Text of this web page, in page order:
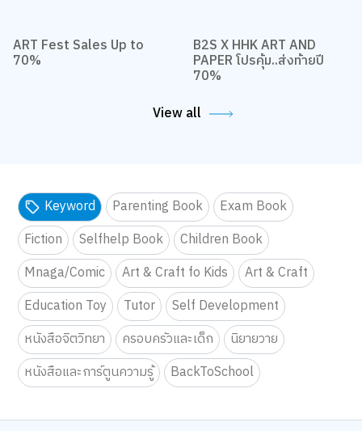
B2S X HHK ART AND
70%
Keyword Parenting Book
Exam Book
Fiction
Selfhelp Book
Children Book
Mnaga/Comic
Art & Craft fo Kids
Art & Craft
Education Toy
Tutor
Self Development
หนังสือจิตวิทยา
ครอบครัวและเด็ก
นิยายวาย